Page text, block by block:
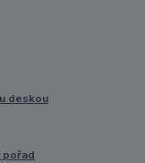
deskou
pořad